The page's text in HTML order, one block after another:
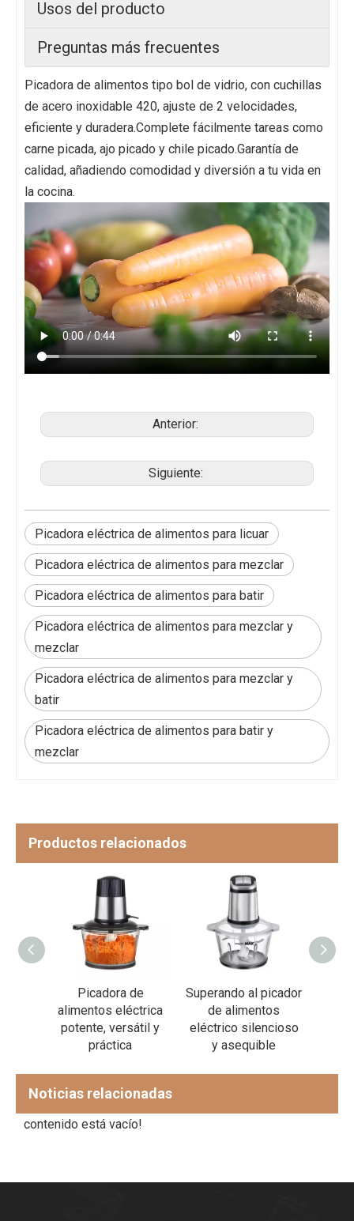
Usos del producto
Preguntas más frecuentes
Picadora de alimentos tipo bol de vidrio, con cuchillas
de acero inoxidable 420, ajuste de 2 velocidades,
eficiente y duradera.Complete fácilmente tareas como
carne picada, ajo picado y chile picado.Garantía de
calidad, añadiendo comodidad y diversión a tu vida en
la cocina.
Anterior:
Siguiente:
Picadora eléctrica de alimentos para licuar
Picadora eléctrica de alimentos para mezclar
Picadora eléctrica de alimentos para batir
Picadora eléctrica de alimentos para mezclar y
mezclar
Picadora eléctrica de alimentos para mezclar y
batir
Picadora eléctrica de alimentos para batir y
mezclar
Productos relacionados
Picadora de
alimentos eléctrica
potente, versátil y
práctica
Superando al picador
de alimentos
eléctrico silencioso
y asequible
Noticias relacionadas
contenido está vacío!